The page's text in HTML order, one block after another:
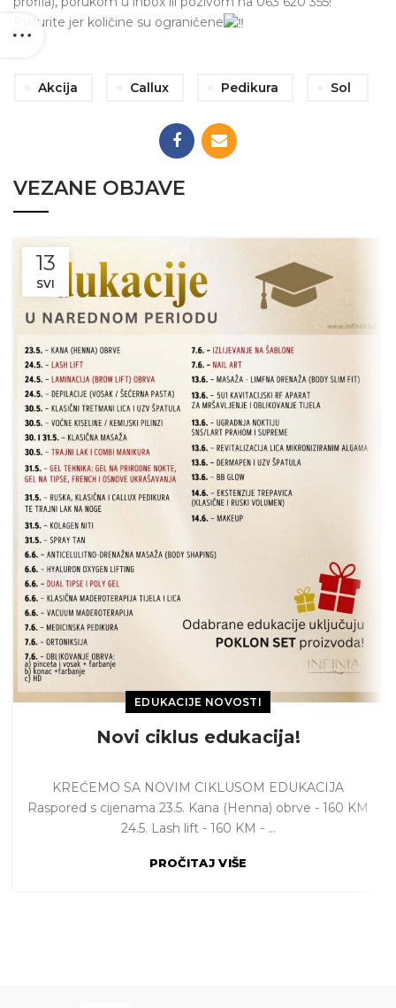
Požurite jer količine su ograničene
Akcija Callux Pedikura Sol
VEZANE OBJAVE
13
SVI
EDUKACIJE NOVOSTI
Novi ciklus edukacija!
KREĆEMO SA NOVIM CIKLUSOM EDUKACIJA
Raspored s cijenama 23.5. Kana (Henna) obrve - 160 KM
24.5. Lash lift - 160 KM - ...
PROČITAJ VIŠE